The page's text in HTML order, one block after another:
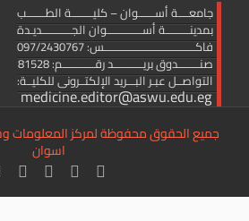
جامعــــة أســــــوان – كليــــــــة الطـــــــب
بمدينـــــــــة أســـــــــــــوان الجـــــــــــديـدة
فاكــــــــــــــــــــــــــــــــــس: 097/2430767
صنــــــــدوق بريـــــــــــد رقــــــــــــم: 81528
التواصــل عبـر البـــريد الإلكتــرونى للكليــة:
medicine.editor@aswu.edu.eg
جميع الحقوق محفوظة لمركز المعلومات
اسوان